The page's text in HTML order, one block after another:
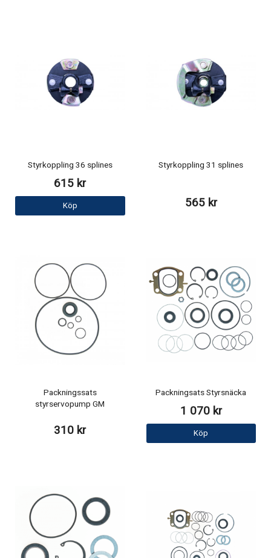
Styrkoppling 36 splines
615 kr
Köp
Styrkoppling 31 splines
565 kr
Packningssats
styrservopump GM
310 kr
Packningsats Styrsnäcka
1 070 kr
Köp